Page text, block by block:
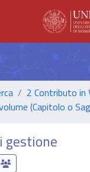
2 Contributo in
(Capitolo o
gestione